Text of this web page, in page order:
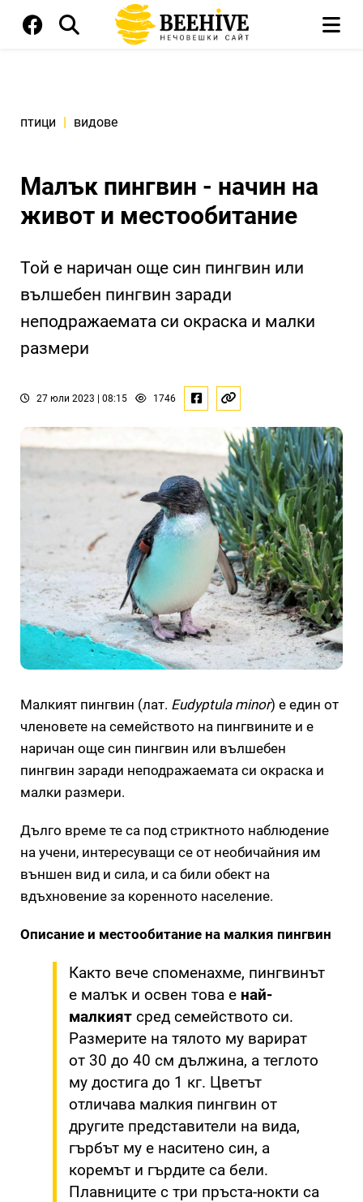
птици | видове
Малък пингвин - начин на
живот и местообитание
Той е наричан още син пингвин или
вълшебен пингвин заради
неподражаемата си окраска и малки
размери
27 юли 2023 | 08:15 1746
Малкият пингвин (лат. Eudyptula minor) е един от
членовете на семейството на пингвините и е
наричан още син пингвин или вълшебен
пингвин заради неподражаемата си окраска и
малки размери.
Дълго време те са под стриктното наблюдение
на учени, интересуващи се от необичайния им
външен вид и сила, и са били обект на
вдъхновение за коренното население.
Описание и местообитание на малкия пингвин
Както вече споменахме, пингвинът
е малък и освен това е най-
малкият сред семейството си.
Размерите на тялото му варират
от 30 до 40 см дължина, а теглото
му достига до 1 кг. Цветът
отличава малкия пингвин от
другите представители на вида,
гърбът му е наситено син, а
коремът и гърдите са бели.
Плавниците с три пръста-нокти са